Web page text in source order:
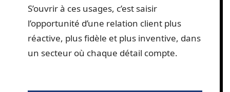
S’ouvrir à ces usages, c’est saisir
l’opportunité d’une relation client plus
réactive, plus fidèle et plus inventive, dans
un secteur où chaque détail compte.